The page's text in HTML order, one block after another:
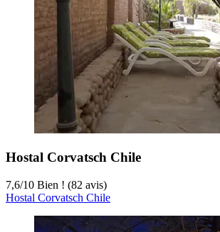
Hostal Corvatsch Chile
7,6/10 Bien ! (82 avis)
Hostal Corvatsch Chile